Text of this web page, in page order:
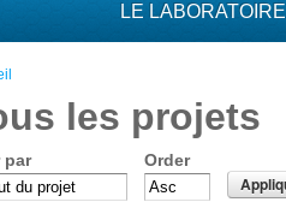
LE LABORATOIRE
êtes ici
les projets
par Order